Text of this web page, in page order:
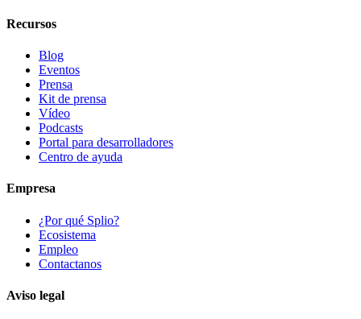
Recursos
Blog
Eventos
Prensa
Kit de prensa
Vídeo
Podcasts
Portal para desarrolladores
Centro de ayuda
Empresa
¿Por qué Splio?
Ecosistema
Empleo
Contactanos
Aviso legal